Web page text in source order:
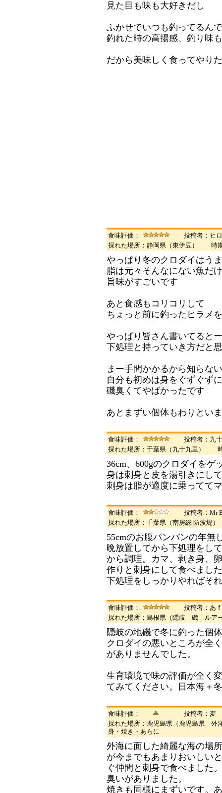
見た目も味も大好きだし
ふかせでいつも釣ってるん
釣れた時の高揚感、釣り味
だから美味しく食ってやり
食味評価：
投稿者：ヒロ
採れた場所：静岡県（東伊豆） 時
やっぱり冬のクロダイはう
脂は元々そんなにない魚だ
旨味がすごいです
あと食感もコリコリして
ちょっと前に釣ったヒラメ
やっぱり皆さん書いてると
下処理と持っていき方だと
まー手間かかるから知らな
自分も初めは身をぐずぐず
磯臭くてやばかったです
あとまずい個体もわりとい
食味評価：
投稿者：九
採れた場所：千葉県（九十九里）
36cm、600gのクロダイをゲ
身は刺身と皮を湯引きにし
刺身は脂が適度に乗ってて
食味評価：
投稿者：Mr
採れた場所：千葉県（南房総 防波
55cmのお腹パンパンの年無
晩放置してから下処理をし
から調理。カマ、剥き身、
作りと刺身にして食べまし
下処理をしっかりやればそ
食味評価：
投稿者：あ
採れた場所：島根県（隠岐 磯 ル
隠岐の地磯で冬に釣った個
クロダイの悪いところが全
がありませんでした。
生育環境で味の評価が全く
てみてください。日本海＋
食味評価：
投稿者：麦
採れた場所：鹿児島県（鹿児島県
身・焼き・あらに
外海に面した綺麗な海の場
が今までもあまりおいしい
ぐ仲間と刺身で食べました
臭いがありました。
焼きも同様にまずいです。